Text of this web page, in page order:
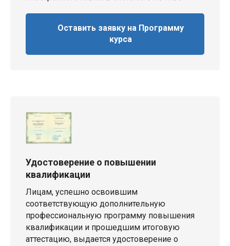
Оставить заявку на Программу
курса
Удостоверение о повышении
квалификации
Лицам, успешно освоившим
соответствующую дополнительную
профессиональную программу повышения
квалификации и прошедшим итоговую
аттестацию, выдается удостоверение о